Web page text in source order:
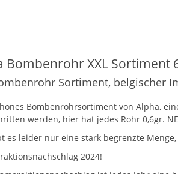
Bombenrohr XXL Sortiment
Sortiment, belgischer
Bombenrohrsortiment von Alpha,
werden, hier hat jedes Rohr 0,6gr.
es leider nur eine stark begrenzte
2024!